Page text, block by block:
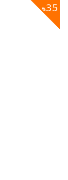
%35